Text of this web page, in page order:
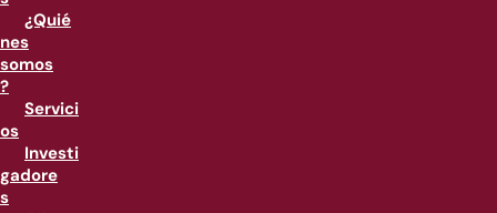
¿Quié
nes
somos
?
Servici
os
Investi
gadore
s